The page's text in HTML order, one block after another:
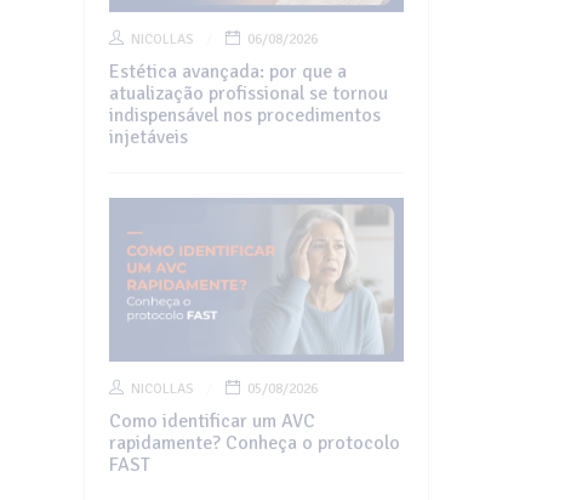
NICOLLAS 06/08/2026
Estética avançada: por que a
atualização profissional se tornou
indispensável nos procedimentos
injetáveis
NICOLLAS 05/08/2026
Como identificar um AVC
rapidamente? Conheça o protocolo
FAST